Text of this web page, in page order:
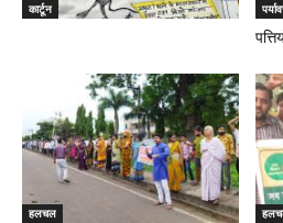
कार्टून
हलचल